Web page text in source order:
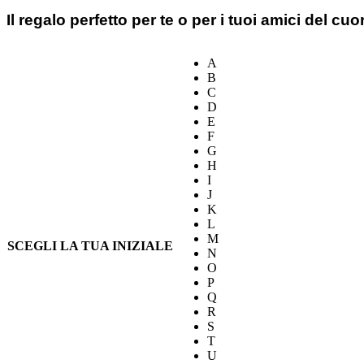
Il regalo perfetto per te o per i tuoi amici del
SCEGLI LA TUA INIZIALE
A
B
C
D
E
F
G
H
I
J
K
L
M
N
O
P
Q
R
S
T
U